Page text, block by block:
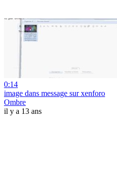
0:14
image dans message sur xenforo
Ombre
il y a 13 ans